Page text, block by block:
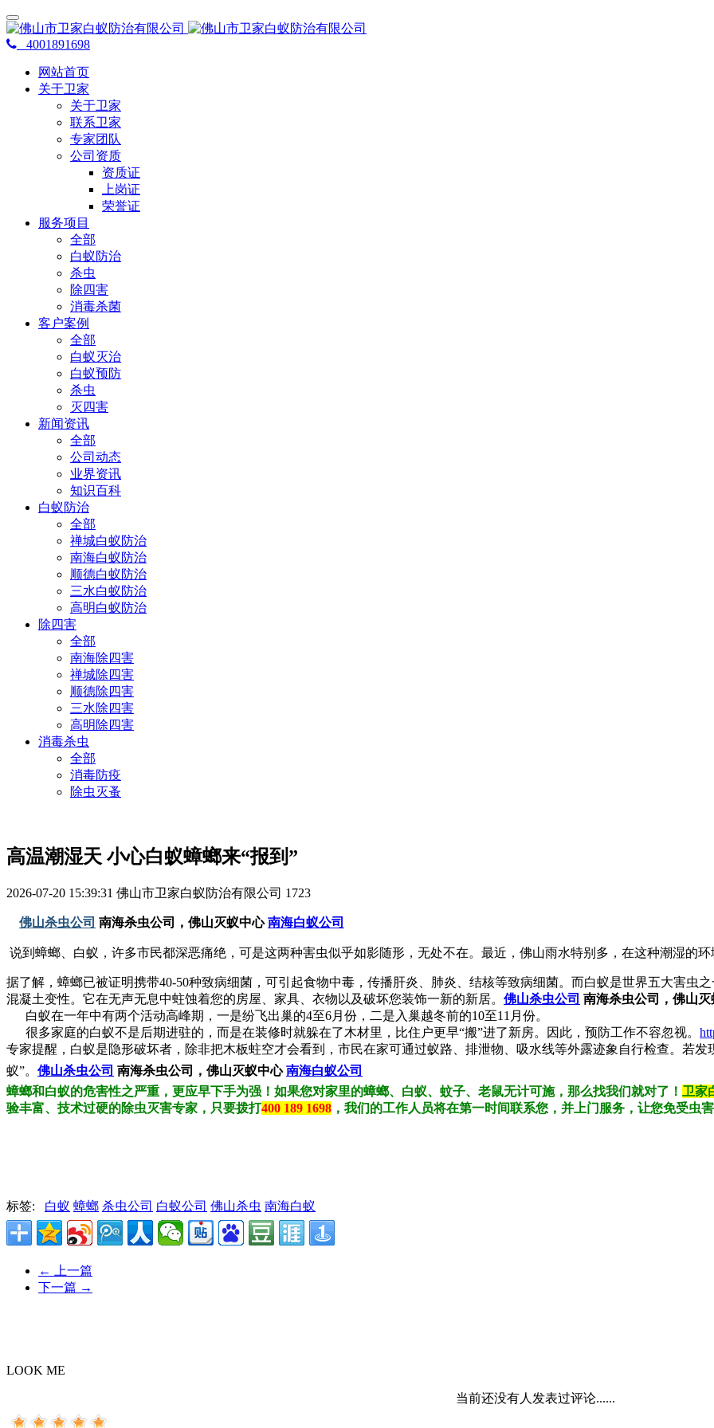
4001891698
网站首页
关于卫家
关于卫家
联系卫家
专家团队
公司资质
资质证
上岗证
荣誉证
服务项目
全部
白蚁防治
杀虫
除四害
消毒杀菌
客户案例
全部
白蚁灭治
白蚁预防
杀虫
灭四害
新闻资讯
全部
公司动态
业界资讯
知识百科
白蚁防治
全部
禅城白蚁防治
南海白蚁防治
顺德白蚁防治
三水白蚁防治
高明白蚁防治
除四害
全部
南海除四害
禅城除四害
顺德除四害
三水除四害
高明除四害
消毒杀虫
全部
消毒防疫
除虫灭蚤
高温潮湿天 小心白蚁蟑螂来“报到”
2026-07-20 15:39:31 佛山市卫家白蚁防治有限公司 1723
佛山杀虫公司 南海杀虫公司，佛山灭蚁中心南海白蚁公司
说到蟑螂、白蚁，许多市民都深恶痛绝，可是这两种害虫似乎如影随形，无处不在。最近，佛山雨水特别多，在这种潮湿的环
据了解，蟑螂已被证明携带40-50种致病细菌，可引起食物中毒，传播肝炎、肺炎、结核等致病细菌。而白蚁是世界五大害虫
混凝土变性。它在无声无息中蛀蚀着您的房屋、家具、衣物以及破坏您装饰一新的新居。 佛山杀虫公司 南海杀虫公司，佛山
白蚁在一年中有两个活动高峰期，一是纷飞出巢的4至6月份，二是入巢越冬前的10至11月份。
很多家庭的白蚁不是后期进驻的，而是在装修时就躲在了木材里，比住户更早“搬”进了新房。因此，预防工作不容忽视。
专家提醒，白蚁是隐形破坏者，除非把木板蛀空才会看到，市民在家可通过蚁路、排泄物、吸水线等外露迹象自行检查。若
蚁”。 佛山杀虫公司 南海杀虫公司，佛山灭蚁中心南海白蚁公司
蟑螂和白蚁的危害性之严重，更应早下手为强！如果您对家里的蟑螂、白蚁、蚊子、老鼠无计可施，那么找我们就对了！ 卫家
验丰富、技术过硬的除虫灭害专家，只要拨打400 189 1698 ，我们的工作人员将在第一时间联系您，并上门服务，让您免受虫害
标签: 白蚁 蟑螂 杀虫公司 白蚁公司 佛山杀虫 南海白蚁
←
上一篇
下一篇 →
LOOK ME
当前还没有人发表过评论......